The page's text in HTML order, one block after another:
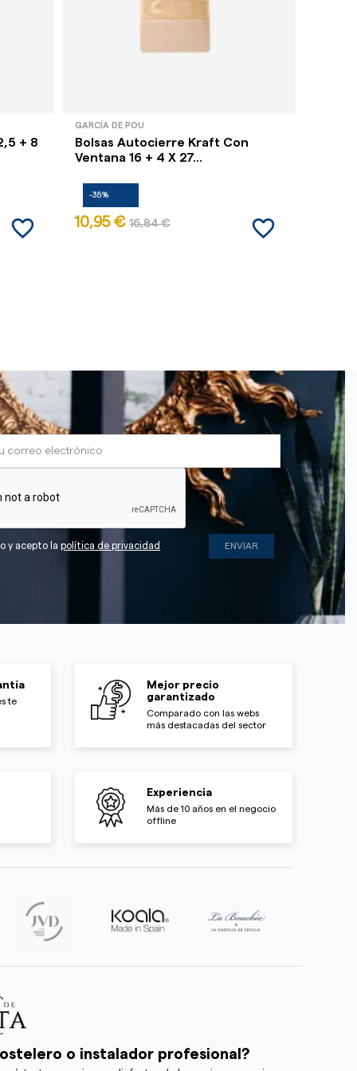
+ 8
favorite_border
GARCÍA DE POU
Bolsas Autocierre Kraft Con
Ventana 16 + 4 X 27...
-35%
10,95 € 16,84 € favorite_border
y acepto lapolítica de privacidad
te
Mejor precio
garantizado
Comparado con las webs
más destacadas del sector
Experiencia
Más de 10 años en el negocio
offline
o instalador profesional?